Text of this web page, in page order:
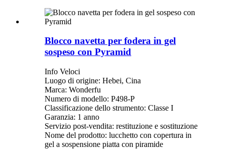
Blocco navetta per fodera in gel
sospeso con Pyramid
Info Veloci
Luogo di origine: Hebei, Cina
Marca: Wonderfu
Numero di modello: P498-P
Classificazione dello strumento: Classe I
Garanzia: 1 anno
Servizio post-vendita: restituzione e sostituzione
Nome del prodotto: lucchetto con copertura in
gel a sospensione piatta con piramide